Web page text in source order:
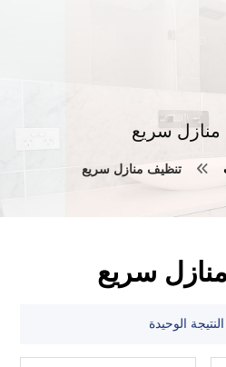
سريع
تنظيف منازل سريع
سريع
الوحيدة